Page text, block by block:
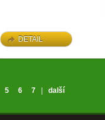
DETAIL
5 6 7 další